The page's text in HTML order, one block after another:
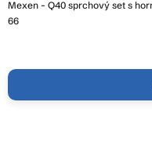
Mexen - Q40 sprchový set s
66